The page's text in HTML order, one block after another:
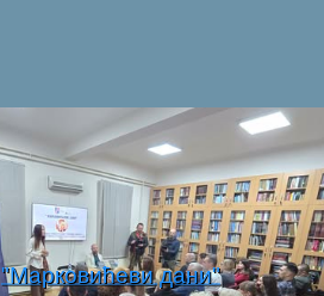
"Марковићеви дани"